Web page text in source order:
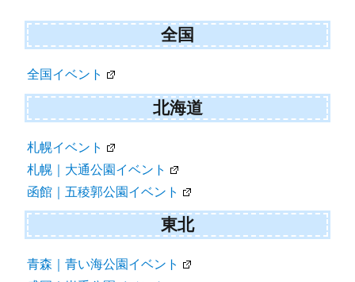
ビ
ー
シ
ョ
ン
全国
全国イベント
北海道
札幌イベント
札幌｜大通公園イベント
函館｜五稜郭公園イベント
東北
青森｜青い海公園イベント